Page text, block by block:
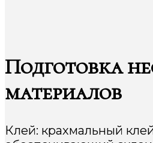
Подготовка
материалов
Клей: крахмальный